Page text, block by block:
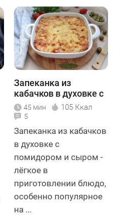
Запеканка из
кабачков в духовке с
помидором и сыром
45 мин 105 Ккал
5
Запеканка из кабачков
в духовке с
помидором и сыром -
лёгкое в
приготовлении блюдо,
особенно популярное
на ...